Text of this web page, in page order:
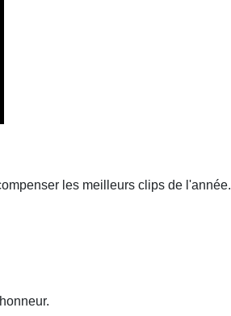
les meilleurs clips de l'année.